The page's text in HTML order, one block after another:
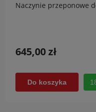
Naczynie przeponowe
645,00 zł
Do koszyka